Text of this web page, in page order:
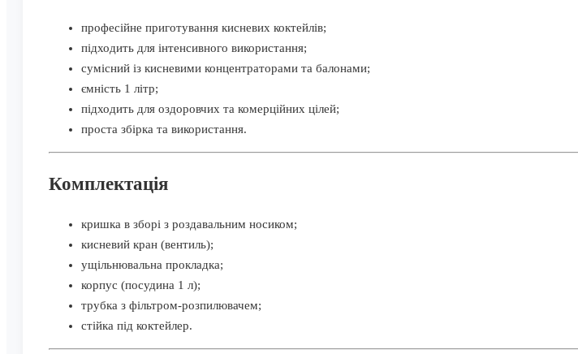
професійне приготування кисневих коктейлів;
підходить для інтенсивного використання;
сумісний із кисневими концентраторами та балонами;
ємність 1 літр;
підходить для оздоровчих та комерційних цілей;
проста збірка та використання.
Комплектація
кришка в зборі з роздавальним носиком;
кисневий кран (вентиль);
ущільнювальна прокладка;
корпус (посудина 1 л);
трубка з фільтром-розпилювачем;
стійка під коктейлер.